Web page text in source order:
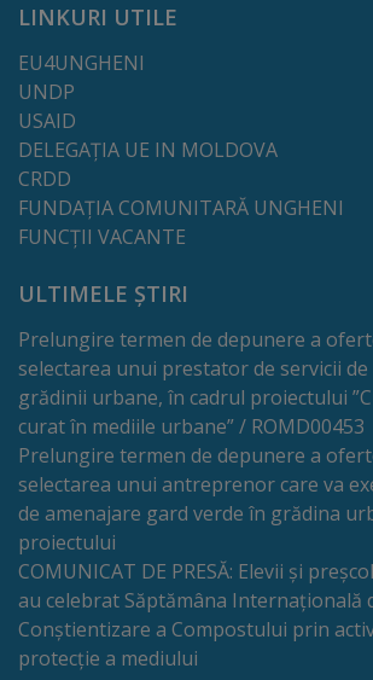
Secretar
Comisii
de
specialitate
Regulamentul
Consiliului
Calitate
și
integritate
Servicii
Plăți
LINKURI UTILE
EU4UNGHENI
UNDP
USAID
DELEGAȚIA UE IN MOLDOVA
CRDD
FUNDAȚIA COMUNITARĂ UNGHENI
FUNCȚII VACANTE
ULTIMELE ȘTIRI
Prelungire termen de depunere a
selectarea unui prestator de servicii de
grădinii urbane, în cadrul proiectului
curat în mediile urbane” / ROMD00453
Prelungire termen de depunere a
selectarea unui antreprenor care va
de amenajare gard verde în grădina
proiectului
COMUNICAT DE PRESĂ: Elevii și
au celebrat Săptămâna Internațională
Conștientizare a Compostului prin
protecție a mediului